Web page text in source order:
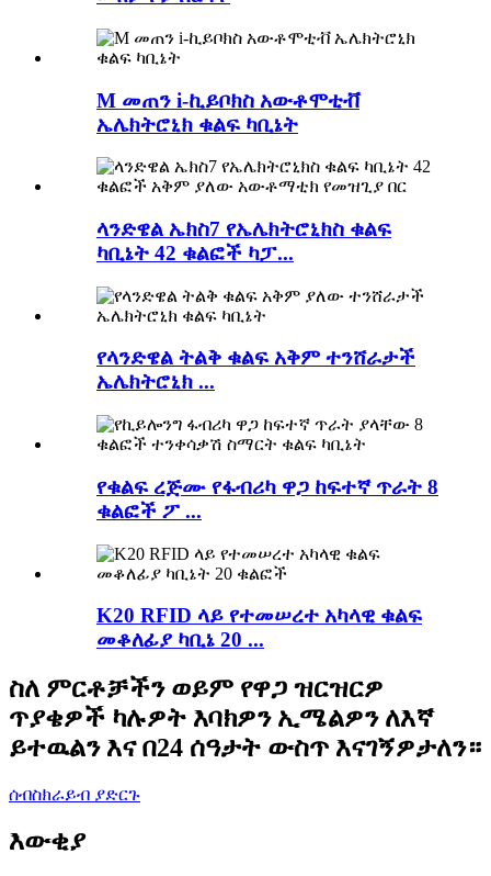
M መጠን i-ኪይቦክስ አውቶሞቲቭ
ኤሌክትሮኒክ ቁልፍ ካቢኔት
ላንድዌል ኤክስ7 የኤሌክትሮኒክስ ቁልፍ
ካቢኔት 42 ቁልፎች ካፓ...
የላንድዌል ትልቅ ቁልፍ አቅም ተንሸራታች
ኤሌክትሮኒክ ...
የቁልፍ ረጅሙ የፋብሪካ ዋጋ ከፍተኛ ጥራት 8
ቁልፎች ፖ ...
K20 RFID ላይ የተመሠረተ አካላዊ ቁልፍ
መቆለፊያ ካቢኔ 20 ...
ስለ ምርቶቻችን ወይም የዋጋ ዝርዝርዎ
ጥያቄዎች ካሉዎት እባክዎን ኢሜልዎን ለእኛ
ይተዉልን እና በ24 ሰዓታት ውስጥ እናገኝዎታለን።
ሰብስክራይብ ያድርጉ
እውቂያ